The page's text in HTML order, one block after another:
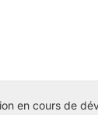
en cours de